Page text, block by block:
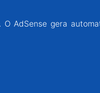
AdSense gera